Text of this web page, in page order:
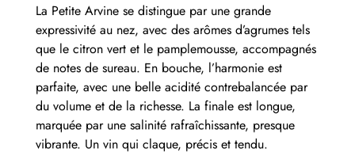
La Petite Arvine se distingue par une grande
expressivité au nez, avec des arômes d’agrumes tels
que le citron vert et le pamplemousse, accompagnés
de notes de sureau. En bouche, l’harmonie est
parfaite, avec une belle acidité contrebalancée par
du volume et de la richesse. La finale est longue,
marquée par une salinité rafraîchissante, presque
vibrante. Un vin qui claque, précis et tendu.